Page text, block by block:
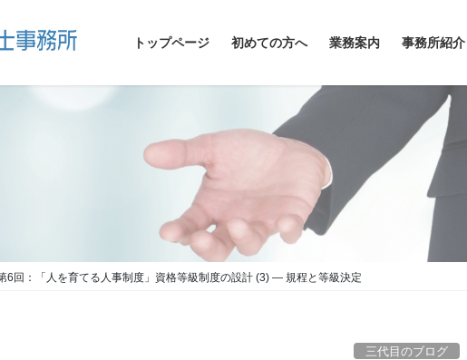
トップページ 初めての方へ 業務案内 事務所紹介
6回：「人を育てる人事制度」資格等級制度の設計 (3) ― 規程と等級決定
三代目のブログ